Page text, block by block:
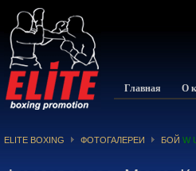
Главная О
ELITE BOXING ФОТОГАЛЕРЕИ БОЙ W